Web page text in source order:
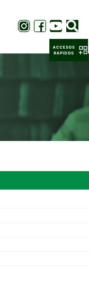
ACCESOS
RAPIDOS